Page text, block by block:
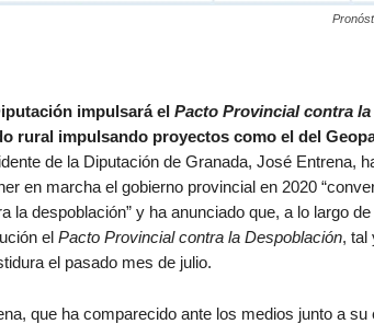
impulsará el Pacto Provincial contra
rural impulsando proyectos como el del
de la Diputación de Granada, José Entrena,
en marcha el gobierno provincial en 2020
la despoblación” y ha anunciado que, a lo largo
el Pacto Provincial contra la Despoblación, tal
el pasado mes de julio.
que ha comparecido ante los medios junto a su